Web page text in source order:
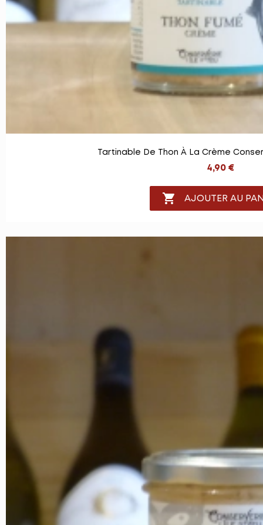
Tartinable De Thon À La Crème
4,90 €
 AJOUTER AU